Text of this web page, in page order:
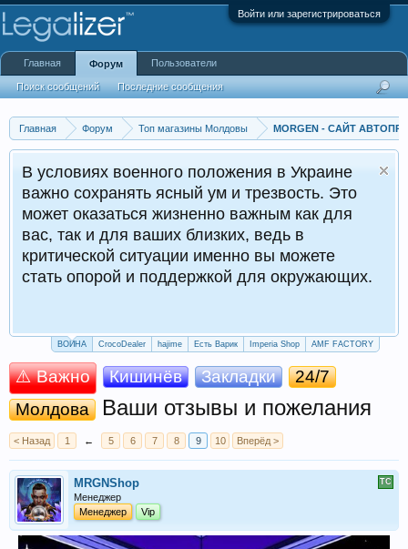
Войти или зарегистрироваться
Главная Форум Топ магазины Молдовы MORGEN - САЙТ
В условиях военного положения в Украине
важно сохранять ясный ум и трезвость. Это
может оказаться жизненно важным как для
вас, так и для ваших близких, ведь в
критической ситуации именно вы можете
стать опорой и поддержкой для окружающих.
ВОЙНА CrocoDealer hajime Есть Варик Imperia Shop AMF FACTORY
⚠️ Важно Кишинёв Закладки
24/7
Молдова
Ваши отзывы и пожелания
< Назад 1 ← 5 6 7 8 9 10 Вперёд >
MRGNShop
Менеджер
Менеджер
Vip
Главная Форум
Поиск сообщений Последние сообщения
Пользователи